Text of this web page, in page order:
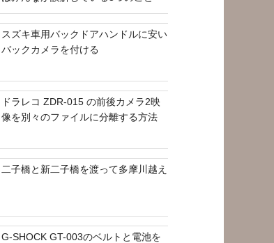
スズキ車用バックドアハンドルに安い
バックカメラを付ける
ドラレコ ZDR-015 の前後カメラ2映
像を別々のファイルに分離する方法
二子橋と新二子橋を渡って多摩川越え
G-SHOCK GT-003のベルトと電池を